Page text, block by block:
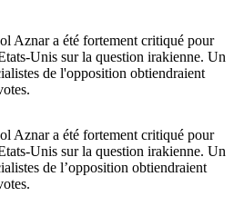
Aznar a été fortement critiqué pour
Unis sur la question irakienne. Un
de l'opposition obtiendraient
Aznar a été fortement critiqué pour
Unis sur la question irakienne. Un
de l’opposition obtiendraient